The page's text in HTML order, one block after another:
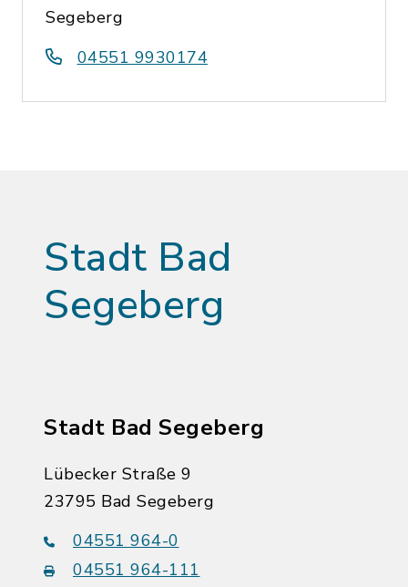
Segeberg
04551 9930174
Stadt Bad
Segeberg
Stadt Bad Segeberg
Lübecker Straße 9
23795 Bad Segeberg
04551 964-0
04551 964-111